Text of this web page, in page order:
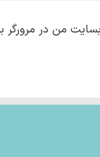
من در مرورگر